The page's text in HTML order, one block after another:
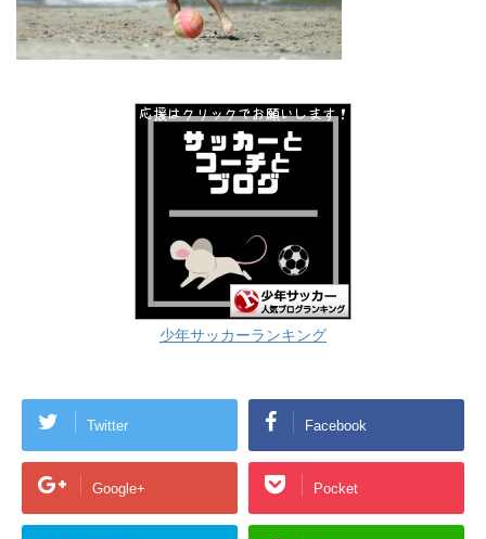
少年サッカーランキング
Twitter Facebook
Google+ Pocket